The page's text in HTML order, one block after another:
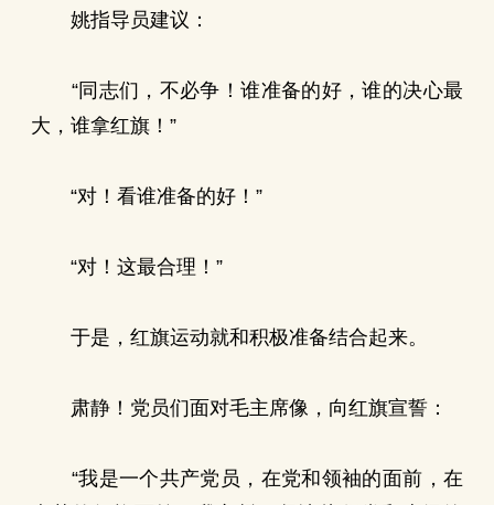
姚指导员建议：
“同志们，不必争！谁准备的好，谁的决心最
大，谁拿红旗！”
“对！看谁准备的好！”
“对！这最合理！”
于是，红旗运动就和积极准备结合起来。
肃静！党员们面对毛主席像，向红旗宣誓：
“我是一个共产党员，在党和领袖的面前，在